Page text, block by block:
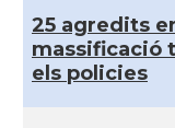
25 agredits
massificació
els policies